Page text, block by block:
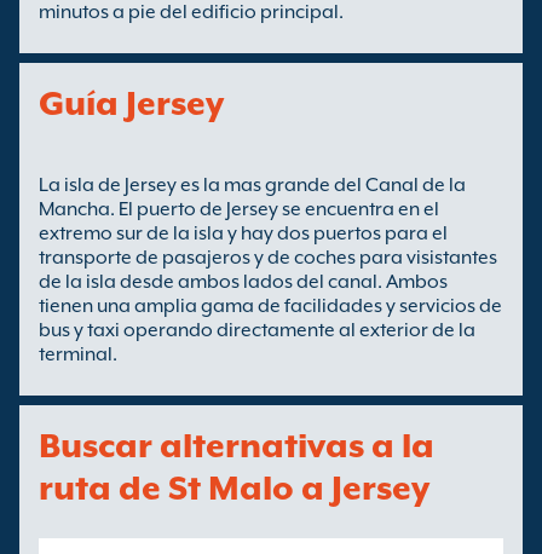
minutos a pie del edificio principal.
Guía Jersey
La isla de Jersey es la mas grande del Canal de la
Mancha. El puerto de Jersey se encuentra en el
extremo sur de la isla y hay dos puertos para el
transporte de pasajeros y de coches para visistantes
de la isla desde ambos lados del canal. Ambos
tienen una amplia gama de facilidades y servicios de
bus y taxi operando directamente al exterior de la
terminal.
Buscar alternativas a la
ruta de St Malo a Jersey